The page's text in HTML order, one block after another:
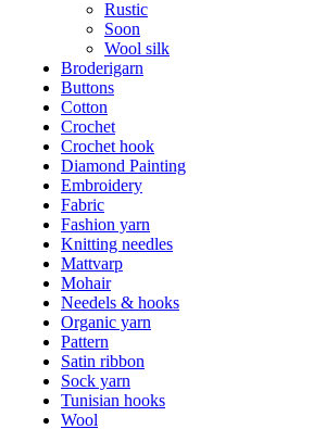
Rustic
Soon
Wool silk
Broderigarn
Buttons
Cotton
Crochet
Crochet hook
Diamond Painting
Embroidery
Fabric
Fashion yarn
Knitting needles
Mattvarp
Mohair
Needels & hooks
Organic yarn
Pattern
Satin ribbon
Sock yarn
Tunisian hooks
Wool